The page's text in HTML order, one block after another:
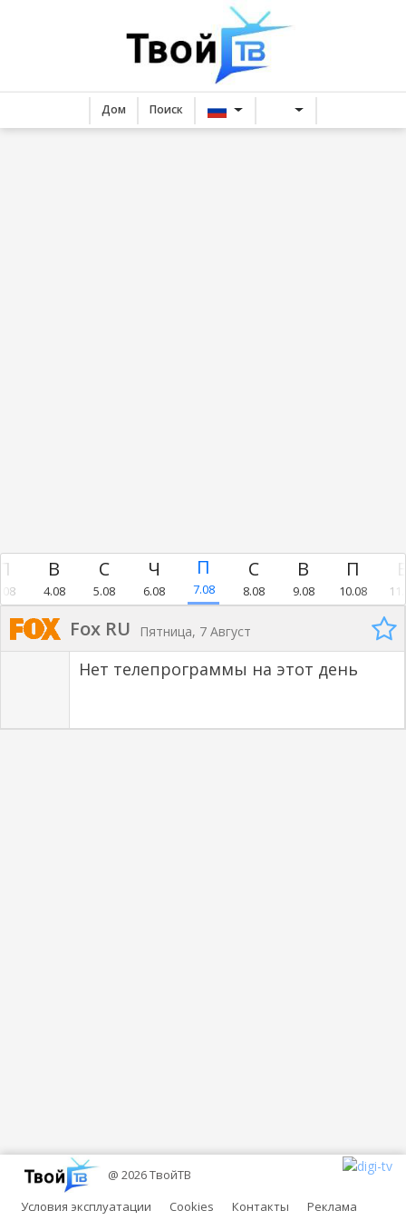
Дом Поиск
4.08 5.08 6.08 7.08 8.08 9.08 10.08
Fox RU Пятница, 7 Август
Нет телепрограммы на этот день
@ 2026 ТвойТВ
Условия эксплуатации
Cookies Контакты Реклама